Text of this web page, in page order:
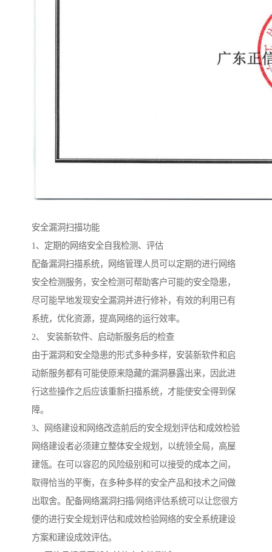
安全漏洞扫描功能
1、定期的网络安全自我检测、评估
配备漏洞扫描系统，网络管理人员可以定期的进行网络
安全检测服务，安全检测可帮助客户可能的安全隐患，
尽可能早地发现安全漏洞并进行修补，有效的利用已有
系统，优化资源，提高网络的运行效率。
2、 安装新软件、启动新服务后的检查
由于漏洞和安全隐患的形式多种多样，安装新软件和启
动新服务都有可能使原来隐藏的漏洞暴露出来，因此进
行这些操作之后应该重新扫描系统，才能使安全得到保
障。
3、网络建设和网络改造前后的安全规划评估和成效检验
网络建设者必须建立整体安全规划，以统领全局，高屋
建瓴。在可以容忍的风险级别和可以接受的成本之间，
取得恰当的平衡，在多种多样的安全产品和技术之间做
出取舍。配备网络漏洞扫描/网络评估系统可以让您很方
便的进行安全规划评估和成效检验网络的安全系统建设
方案和建设成效评估。